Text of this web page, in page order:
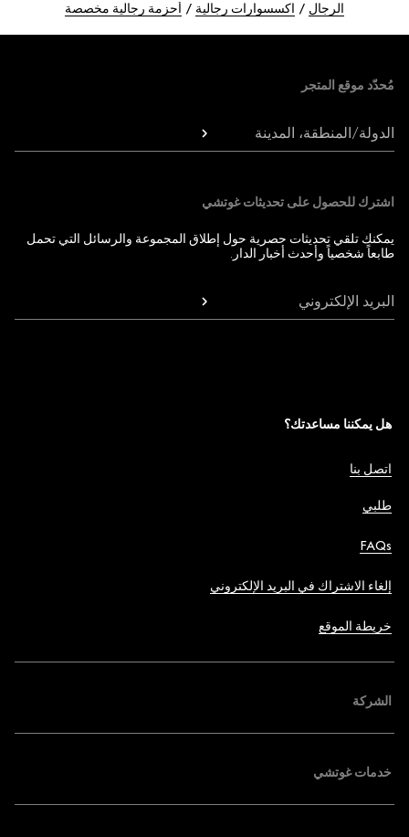
الرجال اكسسوارات رجالية أحزمة رجالية مخصصة
مُحدّد موقع المتجر
الدولة/المنطقة، المدينة
اشترك للحصول على تحديثات غوتشي
يمكنك تلقي تحديثات حصرية حول إطلاق المجموعة والرسائل التي تحمل
طابعاً شخصياً وأحدث أخبار الدار.
البريد الإلكتروني
هل يمكننا مساعدتك؟
اتصل بنا
طلبي
FAQs
إلغاء الاشتراك في البريد الإلكتروني
خريطة الموقع
الشركة
خدمات غوتشي